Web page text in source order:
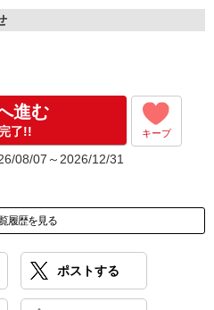
進む
了!! キープ
08/07～2026/12/31
履歴を見る
ポストする